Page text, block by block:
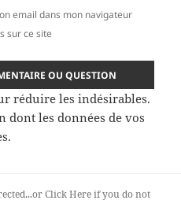
email dans mon navigateur
sur ce site
réduire les indésirables.
dont les données de vos
.
Click Hereif you do not